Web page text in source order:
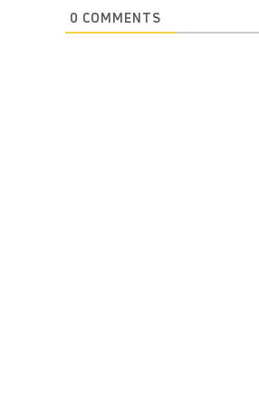
0 COMMENTS